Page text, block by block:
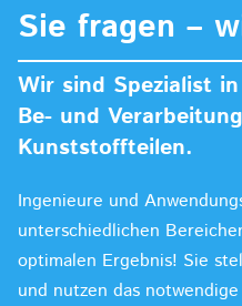
Sie fragen –
Wir sind Spezialist
Be- und
Kunststoffteilen.
Ingenieure und
unterschiedlichen
optimalen Ergebnis! Sie
und nutzen das